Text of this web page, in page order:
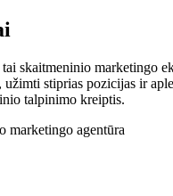
tai skaitmeninio marketingo
užimti stiprias pozicijas ir
talpinimo kreiptis.